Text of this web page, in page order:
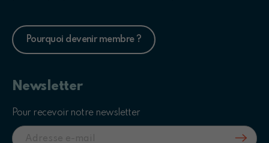
Pourquoi devenir membre ?
Newsletter
Pour recevoir notre newsletter